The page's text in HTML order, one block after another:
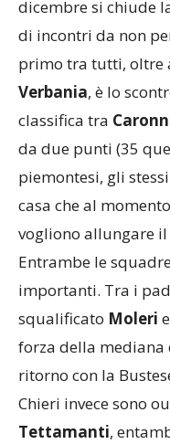
dicembre si chiude
di incontri da non
primo tra tutti, oltre
Verbania, è lo
classifica tra
da due punti (35
piemontesi, gli
casa che al
vogliono allungare il
Entrambe le
importanti. Tra i
squalificato Moleri
forza della mediana
ritorno con la
Chieri invece sono
Tettamanti,